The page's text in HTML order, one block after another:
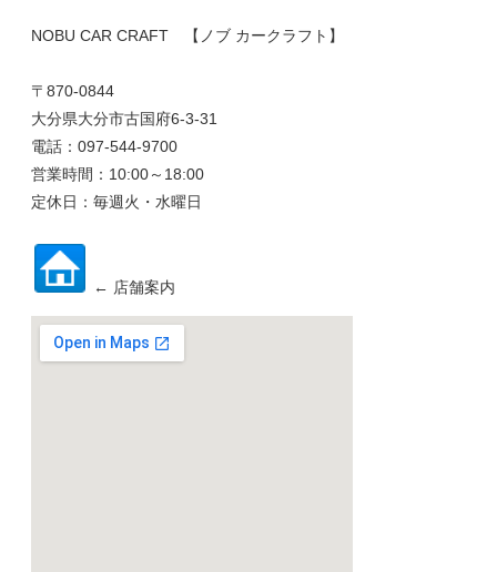
NOBU CAR CRAFT 【ノブ カークラフト】
〒870-0844
大分県大分市古国府6-3-31
電話：097-544-9700
営業時間：10:00～18:00
定休日：毎週火・水曜日
← 店舗案内